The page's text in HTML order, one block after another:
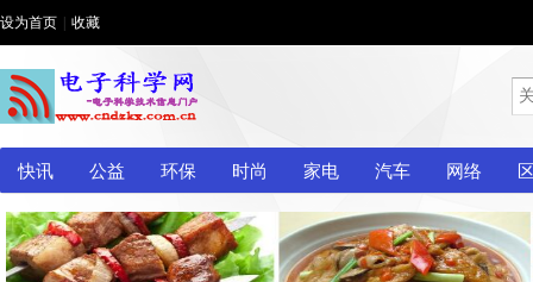
设为首页 收藏
快讯 公益 环保 时尚 家电 汽车 网络